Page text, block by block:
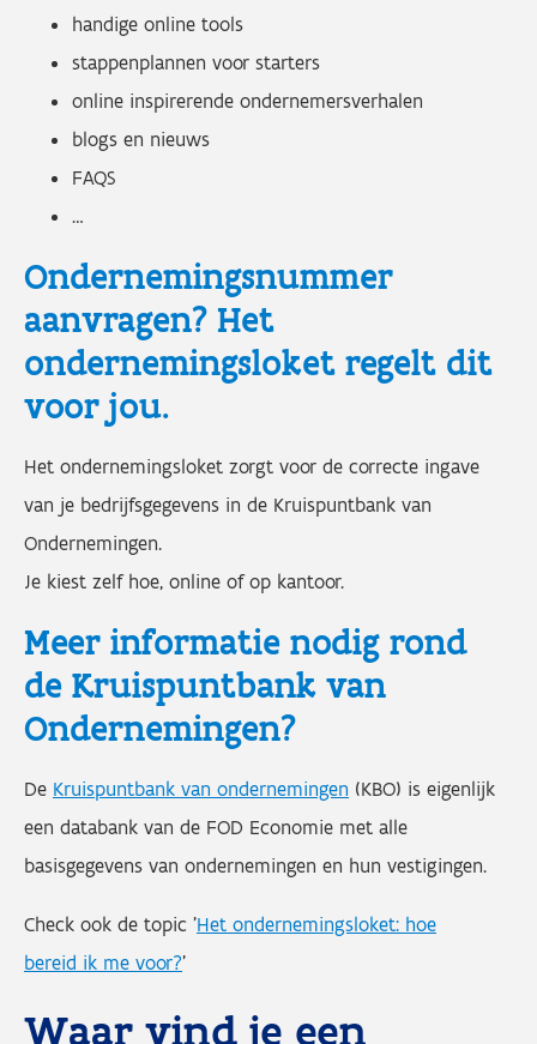
handige online tools
stappenplannen voor starters
online inspirerende ondernemersverhalen
blogs en nieuws
FAQS
…
Ondernemingsnummer
aanvragen? Het
ondernemingsloket regelt dit
voor jou.
Het ondernemingsloket zorgt voor de correcte ingave
van je bedrijfsgegevens in de Kruispuntbank van
Ondernemingen.
Je kiest zelf hoe, online of op kantoor.
Meer informatie nodig rond
de Kruispuntbank van
Ondernemingen?
De Kruispuntbank van ondernemingen (KBO) is eigenlijk
een databank van de FOD Economie met alle
basisgegevens van ondernemingen en hun vestigingen.
Check ook de topic 'Het ondernemingsloket: hoe
bereid ik me voor?'
Waar vind je een